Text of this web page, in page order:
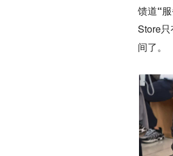
馈道“
Store
间了。